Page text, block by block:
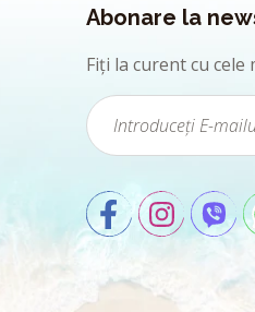
Abonare la
Fiți la curent cu